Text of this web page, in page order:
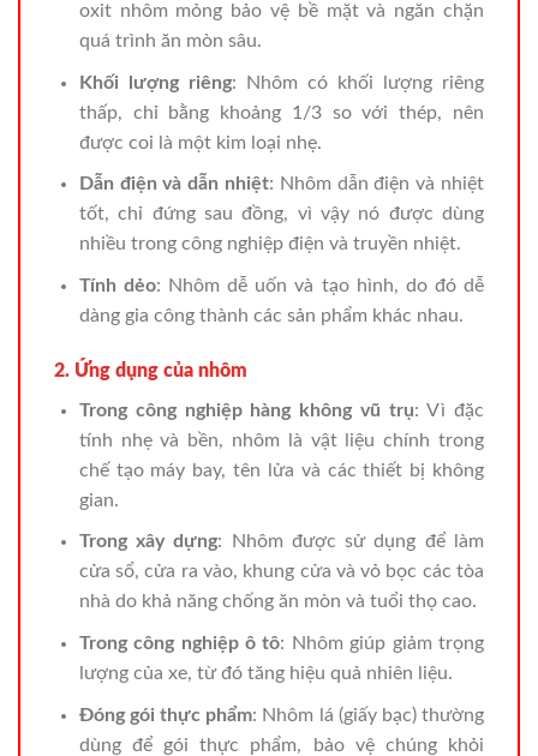
oxit nhôm mỏng bảo vệ bề mặt và ngăn chặn
quá trình ăn mòn sâu.
Khối lượng riêng: Nhôm có khối lượng riêng
thấp, chỉ bằng khoảng 1/3 so với thép, nên
được coi là một kim loại nhẹ.
Dẫn điện và dẫn nhiệt: Nhôm dẫn điện và nhiệt
tốt, chỉ đứng sau đồng, vì vậy nó được dùng
nhiều trong công nghiệp điện và truyền nhiệt.
Tính dẻo: Nhôm dễ uốn và tạo hình, do đó dễ
dàng gia công thành các sản phẩm khác nhau.
2. Ứng dụng của nhôm
Trong công nghiệp hàng không vũ trụ: Vì đặc
tính nhẹ và bền, nhôm là vật liệu chính trong
chế tạo máy bay, tên lửa và các thiết bị không
gian.
Trong xây dựng: Nhôm được sử dụng để làm
cửa sổ, cửa ra vào, khung cửa và vỏ bọc các tòa
nhà do khả năng chống ăn mòn và tuổi thọ cao.
Trong công nghiệp ô tô: Nhôm giúp giảm trọng
lượng của xe, từ đó tăng hiệu quả nhiên liệu.
Đóng gói thực phẩm: Nhôm lá (giấy bạc) thường
dùng để gói thực phẩm, bảo vệ chúng khỏi